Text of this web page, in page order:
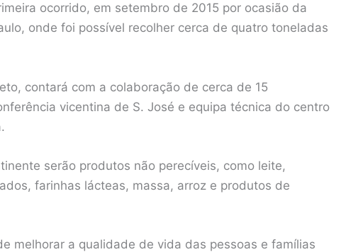
ocorrido, em setembro de 2015 por ocasião da
onde foi possível recolher cerca de quatro toneladas
contará com a colaboração de cerca de 15
vicentina de S. José e equipa técnica do centro
serão produtos não perecíveis, como leite,
farinhas lácteas, massa, arroz e produtos de
melhorar a qualidade de vida das pessoas e famílias